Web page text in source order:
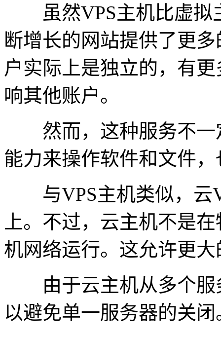
虽然VPS主机比虚拟
断增长的网站提供了更
户实际上是独立的，有
响其他账户。
然而，这种服务不一
能力来操作软件和文件
与VPS主机类似，云
上。不过，云主机不是
机网络运行。这允许更
由于云主机从多个服
以避免单一服务器的关闭